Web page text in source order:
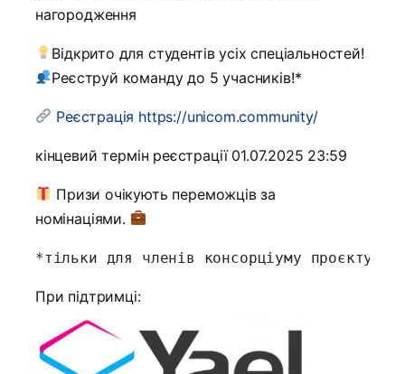
нагородження
Відкрито для студентів усіх спеціальностей!
Реєструй команду до 5 учасників!*
Реєстрація https://unicom.community/
кінцевий термін реєстрації 01.07.2025 23:59
Призи очікують переможців за
номінаціями.
*тільки для членів консорціуму проєкту
При підтримці: